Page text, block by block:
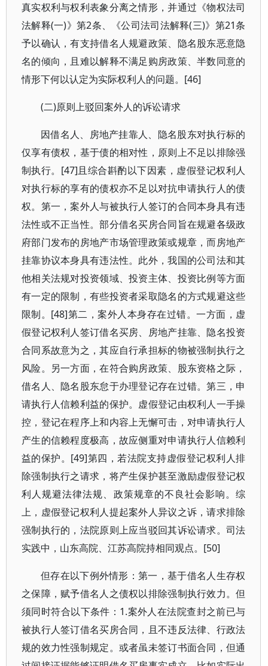
真实权利与权利表象分离之情形，并通过《物权法司
法解释(一)》第2条、《公司法司法解释(三)》第21条
予以确认，有支持借名人规避政策、隐名股东恶意隐
名的倾向，且难以解释不满足购房政策、半数同意的
情形下何以认定为实际权利人的问题。[46]
(二)原则上驳回案外人的诉讼请求
因借名人、房地产挂靠人、隐名股东对执行标的
仅享有债权，基于债的相对性，原则上不足以排除强
制执行。[47]且综合斟酌以下因素，虚假登记权利人
对执行标的享有的债权亦不足以对抗申请执行人的债
权。第一，案外人与被执行人签订的合同本身具有违
法性或不正当性。部分借名买房合同旨在规避各级政
府部门发布的房地产市场管理政策或规章，而房地产
挂靠协议本身具有违法性。此外，我国的公司法和其
他相关法规对投资领域、投资主体、投资比例等方面
有一定的限制，有些投资者采取隐名的方式规避这些
限制。[48]第二，案外人本身存在过错。一方面，虚
假登记权利人签订借名买房、房地产挂靠、隐名投资
合同系故意为之，其应自行承担标的物被强制执行之
风险。另一方面，在符合购房政策、股东资格之际，
借名人、隐名股东怠于办理登记存在过错。第三，申
请执行人信赖利益的保护。虚假登记由权利人一手操
控，登记在程序上和内容上无懈可击，对申请执行人
产生的信赖程度极高，故应侧重对申请执行人信赖利
益的保护。[49]第四，若法院支持虚假登记权利人排
除强制执行之请求，将产生保护甚至激励虚假登记权
利人规避法律法规、政策规章的不良社会影响。综
上，虚假登记权利人提起案外人异议之诉，请求排除
强制执行的，法院原则上应当驳回其诉讼请求。司法
实践中，山东高院、江苏高院持相同观点。[50]
但存在以下例外情形：第一，基于借名人生存权
之保障，赋予借名人之债权以排除强制执行效力。但
须同时符合以下条件：1.案外人在法院查封之前已与
被执行人签订借名买房合同，且不违反法律、行政法
规的效力性强制规定。或者虽未签订书面合同，但通